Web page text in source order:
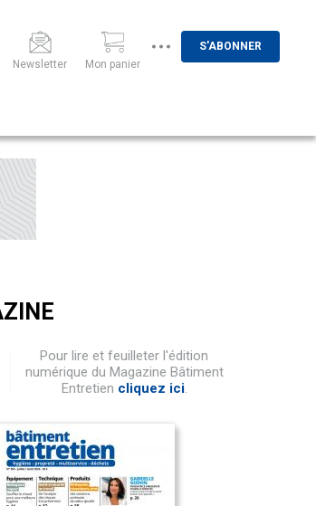
Newsletter Mon panier
S'ABONNER
Pour lire et feuilleter l'édition
numérique du Magazine Bâtiment
Entretien cliquez ici.